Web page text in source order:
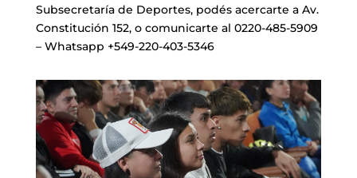
Subsecretaría de Deportes, podés acercarte a Av.
Constitución 152, o comunicarte al 0220-485-5909
– Whatsapp +549-220-403-5346